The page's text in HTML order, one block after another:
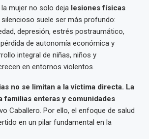
mujer no solo deja lesiones físicas
suele ser más profundo:
depresión, estrés postraumático,
de autonomía económica y
integral de niñas, niños y
en entornos violentos.
no se limitan a la víctima directa. La
familias enteras y comunidades
Caballero. Por ello, el enfoque de salud
en un pilar fundamental en la